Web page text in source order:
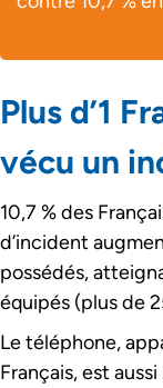
Plus d’1
vécu un
10,7 % des
d’incident
possédés,
équipés (plus de
Le téléphone,
Français, est